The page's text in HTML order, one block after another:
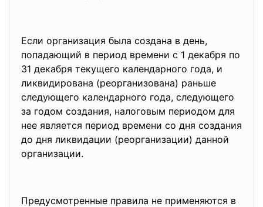
Если организация была создана в день,
попадающий в период времени с 1 декабря по
31 декабря текущего календарного года, и
ликвидирована (реорганизована) раньше
следующего календарного года, следующего
за годом создания, налоговым периодом для
нее является период времени со дня создания
до дня ликвидации (реорганизации) данной
организации.
Предусмотренные правила не применяются в